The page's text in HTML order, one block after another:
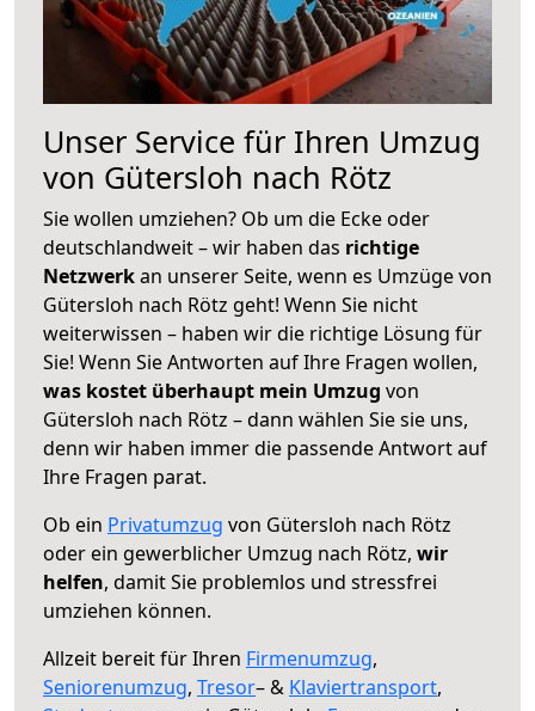
Unser Service für Ihren Umzug
von Gütersloh nach Rötz
Sie wollen umziehen? Ob um die Ecke oder
deutschlandweit – wir haben das richtige
Netzwerkan unserer Seite, wenn es Umzüge von
Gütersloh nach Rötz geht! Wenn Sie nicht
weiterwissen – haben wir die richtige Lösung für
Sie! Wenn Sie Antworten auf Ihre Fragen wollen,
was kostet überhaupt mein Umzug von
Gütersloh nach Rötz – dann wählen Sie sie uns,
denn wir haben immer die passende Antwort auf
Ihre Fragen parat.
Ob ein Privatumzug von Gütersloh nach Rötz
oder ein gewerblicher Umzug nach Rötz, wir
helfen, damit Sie problemlos und stressfrei
umziehen können.
Allzeit bereit für Ihren Firmenumzug,
Seniorenumzug, Tresor– & Klaviertransport,